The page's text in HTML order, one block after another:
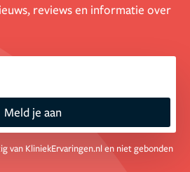
reviews en informatie over
Meld je aan
van KliniekErvaringen.nl en niet gebonden